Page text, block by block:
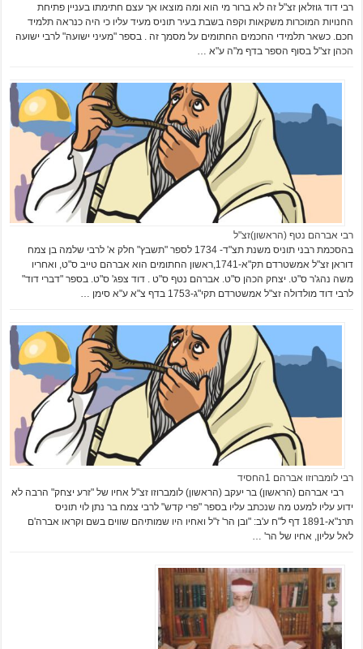
רבי דוד גוזלאן זצ"ל זה לא ברור מי הוא ומה מוצאו אך עצם חתימתו בעניין פתיחת
החנויות המוכרות משקאות וקפה בשבת בעיר תוניס מעיד עליו כי היה כנראה תלמיד
חכם. כשאר תלמידי החכמים החתומים על מסמך זה . בספר "מעיני ישועה" לרבי ישועה
הכהן זצ"ל בסוף הספר בדף מ"ה ע"א …
רבי אברהם נטף (הראשון)זצ"ל
בהסכמת רבני תוניס משנת תצ"ד- 1734 לספר "תשבץ" חלק א' לרבי שלמה בן צמח
דוראן זצ"ל אמשטרדם תק"א-1741,ראשון החתומים הוא אברהם טייב ס"ט, ואחריו
משה נהג'ר ס"ט. יצחק הכהן ס"ט. אברהם נטף ס"ט . דוד צפג' ס"ט. בספר "דברי דוד"
לרבי דוד מולדולה זצ"ל אמשטרדם תקי"ג-1753 בדף צ"א ע"א סימן …
רבי לומברוזו אברהם 1החסיד
רבי אברהם (הראשון) בר יעקב (הראשון) לומברוזו זצ"ל אחיו של "זרע יצחק" הרבה לא
ידוע עליו למעט מה שנכתב עליו בספר "פרי קדש" לרבי צמח בר נתן לוי תוניס
תרנ"א-1891 דף ל"ח ע'ב: "ובן הר' ז"ל ואחיו היו שמותיהם שווים בשם וקראו אברה'ם
לאל עליון, אחיו של הר' …